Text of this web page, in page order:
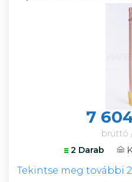
7
bruttó
2 Darab
Tekintse meg további